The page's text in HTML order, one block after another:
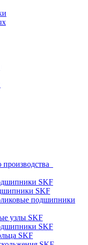
SKF
SKF
подшипники
узлы SKF
SKF
SKF